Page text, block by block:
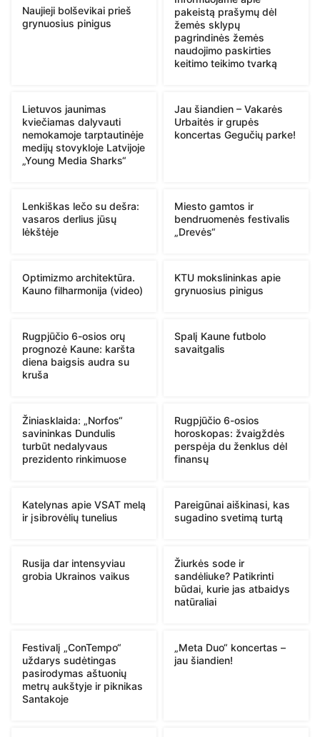
Naujieji bolševikai prieš
grynuosius pinigus
pakeistą prašymų dėl
žemės sklypų
pagrindinės žemės
naudojimo paskirties
keitimo teikimo tvarką
Lietuvos jaunimas
kviečiamas dalyvauti
nemokamoje tarptautinėje
medijų stovykloje Latvijoje
„Young Media Sharks“
Jau šiandien – Vakarės
Urbaitės ir grupės
koncertas Gegučių parke!
Lenkiškas lečo su dešra:
vasaros derlius jūsų
lėkštėje
Miesto gamtos ir
bendruomenės festivalis
„Drevės“
Optimizmo architektūra.
Kauno filharmonija (video)
KTU mokslininkas apie
grynuosius pinigus
Rugpjūčio 6-osios orų
prognozė Kaune: karšta
diena baigsis audra su
kruša
Spalį Kaune futbolo
savaitgalis
Žiniasklaida: „Norfos“
savininkas Dundulis
turbūt nedalyvaus
prezidento rinkimuose
Rugpjūčio 6-osios
horoskopas: žvaigždės
perspėja du ženklus dėl
finansų
Katelynas apie VSAT melą
ir įsibrovėlių tunelius
Pareigūnai aiškinasi, kas
sugadino svetimą turtą
Rusija dar intensyviau
grobia Ukrainos vaikus
Žiurkės sode ir
sandėliuke? Patikrinti
būdai, kurie jas atbaidys
natūraliai
Festivalį „ConTempo“
uždarys sudėtingas
pasirodymas aštuonių
metrų aukštyje ir piknikas
Santakoje
„Meta Duo“ koncertas –
jau šiandien!